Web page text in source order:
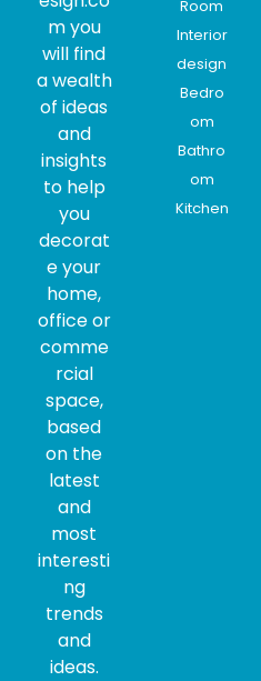
m you
will find
a wealth
of ideas
and
insights
to help
you
decorat
e your
home,
office or
comme
rcial
space,
based
on the
latest
and
most
interesti
ng
trends
and
ideas.
Room
Interior
design
Bedro
om
Bathro
om
Kitchen